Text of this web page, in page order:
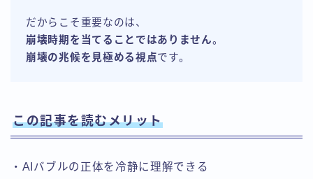
だからこそ重要なのは、
崩壊時期を当てることではありません。
崩壊の兆候を見極める視点です。
この記事を読むメリット
・AIバブルの正体を冷静に理解できる